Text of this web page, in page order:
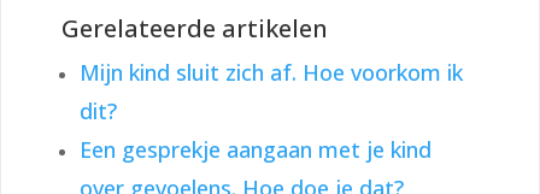
Gerelateerde artikelen
Mijn kind sluit zich af. Hoe voorkom ik
dit?
Een gesprekje aangaan met je kind
over gevoelens. Hoe doe je dat?